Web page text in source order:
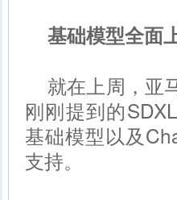
基础模型全面
就在上周，亚
刚刚提到的
基础模型以及
支持。